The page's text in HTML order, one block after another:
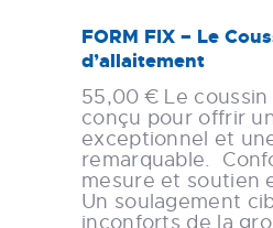
FORM FIX – Le
d’allaitement
55,00 € Le coussin
conçu pour offrir
exceptionnel et
remarquable.
mesure et soutien
Un soulagement
inconforts de la